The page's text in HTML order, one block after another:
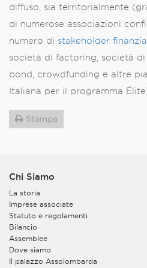
diffuso, sia territorialmente
di numerose associazioni
numero di stakeholder
società di factoring, società
bond, crowdfunding e altre
Italiana per il programma
Stampa
Chi Siamo
La storia
Imprese associate
Statuto e regolamenti
Bilancio
Assemblee
Dove siamo
Il palazzo Assolombarda